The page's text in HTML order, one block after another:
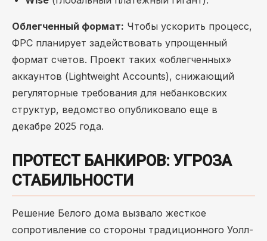
Облегченный формат: Чтобы ускорить процесс,
ФРС планирует задействовать упрощенный
формат счетов. Проект таких «облегченных»
аккаунтов (Lightweight Accounts), снижающий
регуляторные требования для небанковских
структур, ведомство опубликовало еще в
декабре 2025 года.
ПРОТЕСТ БАНКИРОВ: УГРОЗА
СТАБИЛЬНОСТИ
Решение Белого дома вызвало жесткое
сопротивление со стороны традиционного Уолл-